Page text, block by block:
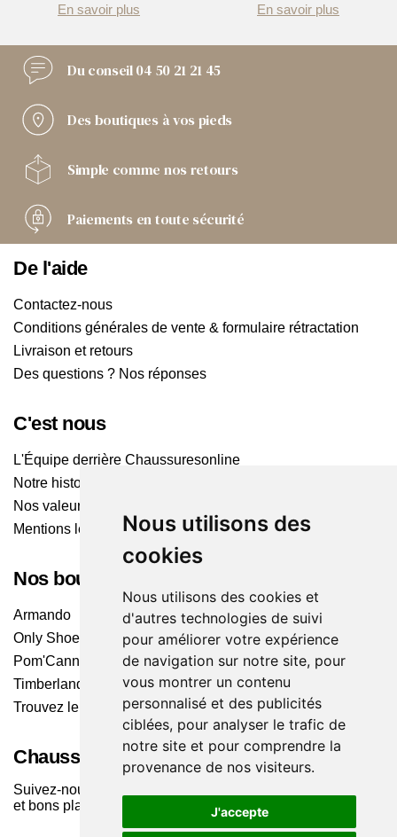
Nous utilisons des
cookies
Nous utilisons des cookies et
d'autres technologies de suivi
pour améliorer votre expérience
de navigation sur notre site, pour
vous montrer un contenu
personnalisé et des publicités
ciblées, pour analyser le trafic de
notre site et pour comprendre la
provenance de nos visiteurs.
J'accepte
En savoir plus En savoir plus
Du conseil04 50 21 21 45
Des boutiques à vos pieds
Simple comme nos retours
Paiements en toute sécurité
De l'aide
Contactez-nous
Conditions générales de vente & formulaire rétractation
Livraison et retours
Des questions ? Nos réponses
C'est nous
L'Équipe derrière Chaussuresonline
Notre histoire
Nos valeurs
Mentions légales
Nos boutiques
Armando
Only Shoes
Pom'Cannelle
Timberland
Trouvez le magasin le plus proche
Chaussuresonline sur les Médias sociaux
Suivez-nous sur les réseaux pour les dernières tendances
et bons plans !